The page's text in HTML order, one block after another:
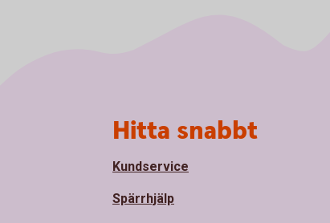
Hitta snabbt
Kundservice
Spärrhjälp